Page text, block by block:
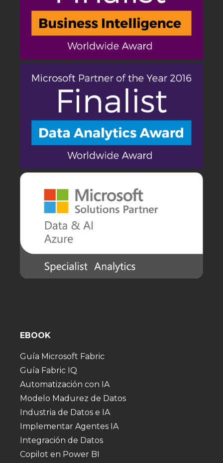
EBOOK
Guía Microsoft Fabric
Guía Fabric IQ
Automatización con IA
Modelo Madurez de Datos
Industria de Datos e IA
Implementar Agentes IA
Integración de Datos
Copilot en Power BI